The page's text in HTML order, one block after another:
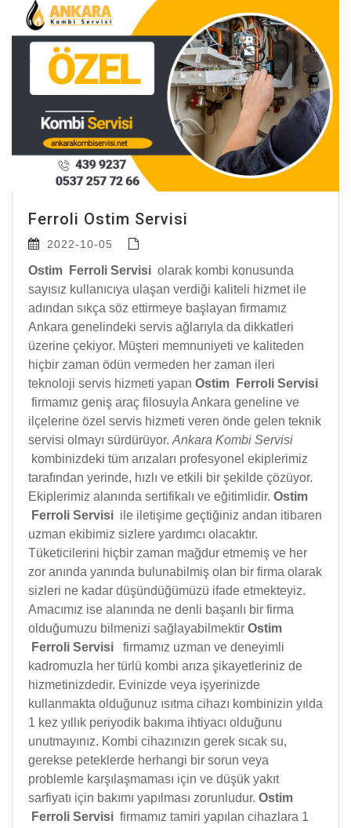
Ferroli Ostim Servisi
2022-10-05
Ostim Ferroli Servisi olarak kombi konusunda
sayısız kullanıcıya ulaşan verdiği kaliteli hizmet ile
adından sıkça söz ettirmeye başlayan firmamız
Ankara genelindeki servis ağlarıyla da dikkatleri
üzerine çekiyor. Müşteri memnuniyeti ve kaliteden
hiçbir zaman ödün vermeden her zaman ileri
teknoloji servis hizmeti yapan Ostim Ferroli Servisi
firmamız geniş araç filosuyla Ankara geneline ve
ilçelerine özel servis hizmeti veren önde gelen teknik
servisi olmayı sürdürüyor. Ankara Kombi Servisi
kombinizdeki tüm arızaları profesyonel ekiplerimiz
tarafından yerinde, hızlı ve etkili bir şekilde çözüyor.
Ekiplerimiz alanında sertifikalı ve eğitimlidir. Ostim
Ferroli Servisi ile iletişime geçtiğiniz andan itibaren
uzman ekibimiz sizlere yardımcı olacaktır.
Tüketicilerini hiçbir zaman mağdur etmemiş ve her
zor anında yanında bulunabilmiş olan bir firma olarak
sizleri ne kadar düşündüğümüzü ifade etmekteyiz.
Amacımız ise alanında ne denli başarılı bir firma
olduğumuzu bilmenizi sağlayabilmektir Ostim
Ferroli Servisi
firmamız uzman ve deneyimli
kadromuzla her türlü kombi arıza şikayetleriniz de
hizmetinizdedir. Evinizde veya işyerinizde
kullanmakta olduğunuz ısıtma cihazı kombinizin yılda
1 kez yıllık periyodik bakıma ihtiyacı olduğunu
unutmayınız. Kombi cihazınızın gerek sıcak su,
gerekse peteklerde herhangi bir sorun veya
problemle karşılaşmaması için ve düşük yakıt
sarfiyatı için bakımı yapılması zorunludur. Ostim
Ferroli Servisi firmamız tamiri yapılan cihazlara 1